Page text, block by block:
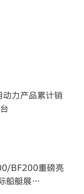
力产品累计销
BF200重磅亮
船艇展